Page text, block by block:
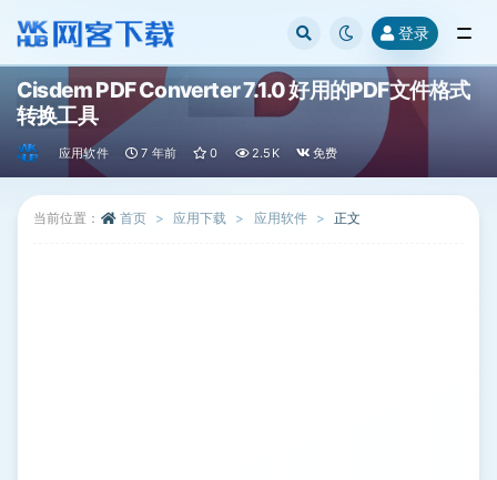
登录
Cisdem PDF Converter 7.1.0 好用的PDF文件格式
转换工具
应用软件 7 年前 0 2.5K 免费
当前位置： 首页 应用下载 应用软件 正文
全部